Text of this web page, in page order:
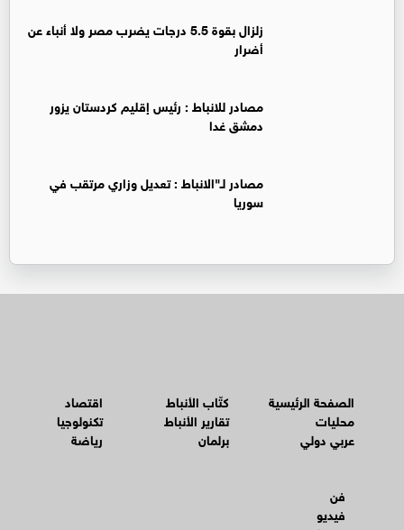
زلزال بقوة 5.5 درجات يضرب مصر ولا أنباء عن
أضرار
‏مصادر للانباط : رئيس إقليم كردستان يزور
دمشق غدا
‏مصادر لـ"الانباط : تعديل وزاري مرتقب في
سوريا
الصفحة الرئيسية
محليات
عربي دولي
كتّاب الأنباط
تقارير الأنباط
برلمان
اقتصاد
تكنولوجيا
رياضة
فن
فيديو